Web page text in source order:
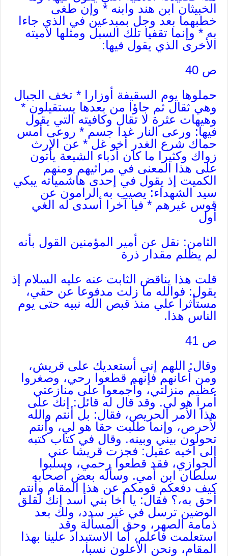
الخبيثان ابن هند وابنه * وإن طغى
خطبهما بعد وجل بمبدعين في الذي جاءا
به * وإنما تقفيا تلك السبل ومثلها لاميته
الأخرى الذي يقول فيها:
ص 40
حملوها يوم السقيفة أوزارا * تخف الجبال
وهي ثقال ثم جاؤا من بعدها يستقيلون *
وهيهات عثرة لا تقال وكافيته التي يقول
فيها: ورعى النار غدا جسم * روعى أمس
حماك شرع الغدر أخو غل * عن الإرث
زواك وكثيرا ما كان أدباء الشيعة يأتون
على هذا المعنى في مراثيهم ومنهم
الكميت إذ يقول في إحدى هاشمياته يبكي
سيد الشهداء: يصيب به الرامون عن
قوس غيرهم * فيا آخرا أسدى له الغي
أول
الثامن: نقل عن أمير المؤمنين القول بأنه
لم يظلم مقدار ذرة
قلت هذا يناقض الثابت عنه عليه السلام إذ
يقول: فوالله ما زلت مدفوعا عن حقي،
مستأثرا علي منذ قبص الله نبيه حتى يوم
الناس هذا.
ص 41
وقال: اللهم إني أستعديك على قريش،
ومن أعانهم فإنهم قطعوا رحي، وصغروا
عظيم منزلتي، وأجمعوا على منازعتي
أمرا هو لي. وقد قال له قائل: إنك على
هذا الأمر الحريص، فقال: بل أنتم والله
لأحرص، وإنما طلبت حقا هو لي، وأنتم
تحولون بيني وبينه. وقال في كتاب كتبه
إلى أخيه عقيل: فجزت قريشا عني
الجوازي، فقد قطعوا رحمي، وسلبوا
سلطان ابن أمي. وسأله بعض أصحابه
كيف دفعكم قومكم عن هذا المقام وأنتم
أحق به،؟ فقال: يا أخا بني أسد إنك لقلق
الوضين ترسل في غير سدد، ولك بعد
ذمامة الصهر، وحق المسألة وقد
استعلمت فاعلم، أما الاستبداد علينا بهذا
المقام، ونحن الأعلون نسبا،